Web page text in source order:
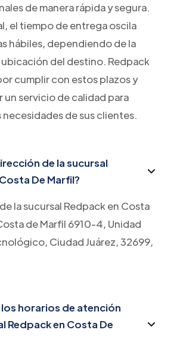
de manera rápida y segura.
el tiempo de entrega oscila
hábiles, dependiendo de la
ubicación del destino. Redpack
cumplir con estos plazos y
servicio de calidad para
de sus clientes.
de la sucursal
De Marfil?
la sucursal Redpack en Costa
de Marfil 6910-4, Unidad
Ciudad Juárez, 32699,
los horarios de atención
Redpack en Costa De